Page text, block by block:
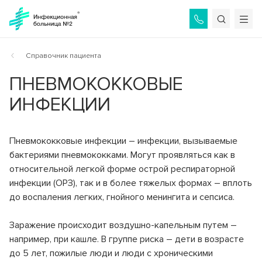
Справочник пациента
ПНЕВМОКОККОВЫЕ
ИНФЕКЦИИ
Пневмококковые инфекции – инфекции, вызываемые
бактериями пневмококками. Могут проявляться как в
относительной легкой форме острой респираторной
инфекции (ОРЗ), так и в более тяжелых формах – вплоть
до воспаления легких, гнойного менингита и сепсиса.
Заражение происходит воздушно-капельным путем –
например, при кашле. В группе риска – дети в возрасте
до 5 лет, пожилые люди и люди с хроническими
Назад
О БОЛЬНИЦЕ
Общая информация
Администрация
Специалисты
Вакансии
Режим работы
Контролирующие органы
Назад
ОТДЕЛЕНИЯ
Приёмное отделение
Консультации и диагностика
Стационарное лечение инфекционных болезней
Инфекционное отделение №2
Стационарное лечение инфекционных болезней
Инфекционное отделение №4
Стационарное лечение инфекционных болезней
Назад
УСЛУГИ
Услуги ОМС
Стоимость платных услуг
Дополнительные услуги
Назад
ПАЦИЕНТАМ
Как связаться с врачами?
Памятка сопровождающим
Справочник пациента
Порядок госпитализации
Отзывы пациентов
Коронавирус COVID-19